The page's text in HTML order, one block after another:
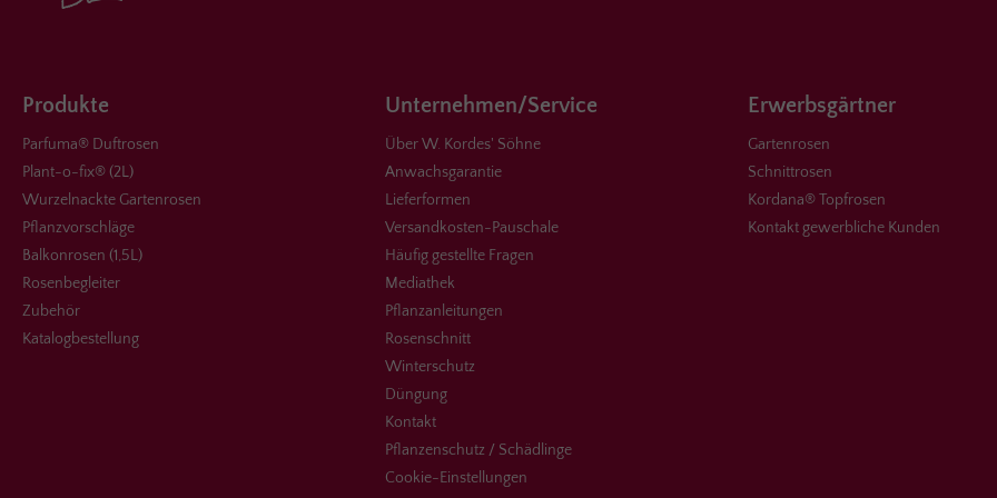
zu aufdringlich diese würzige
Rosenduftes. Das verbindende
ein lieblich-weicher, frischer
Aspekt vor allem bei der frischen
weicht zunehmend dem
Produkte
Parfuma® Duftrosen
Plant-o-fix® (2L)
Wurzelnackte Gartenrosen
Pflanzvorschläge
Balkonrosen (1,5L)
Rosenbegleiter
Zubehör
Katalogbestellung
Unternehmen/Service
Über W. Kordes' Söhne
Anwachsgarantie
Lieferformen
Versandkosten-Pauschale
Häufig gestellte Fragen
Mediathek
Pflanzanleitungen
Rosenschnitt
Winterschutz
Düngung
Kontakt
Pflanzenschutz / Schädlinge
Cookie-Einstellungen
Erwerbsgärtner
Gartenrosen
Schnittrosen
Kordana® Topfrosen
Kontakt gewerbliche Kunden